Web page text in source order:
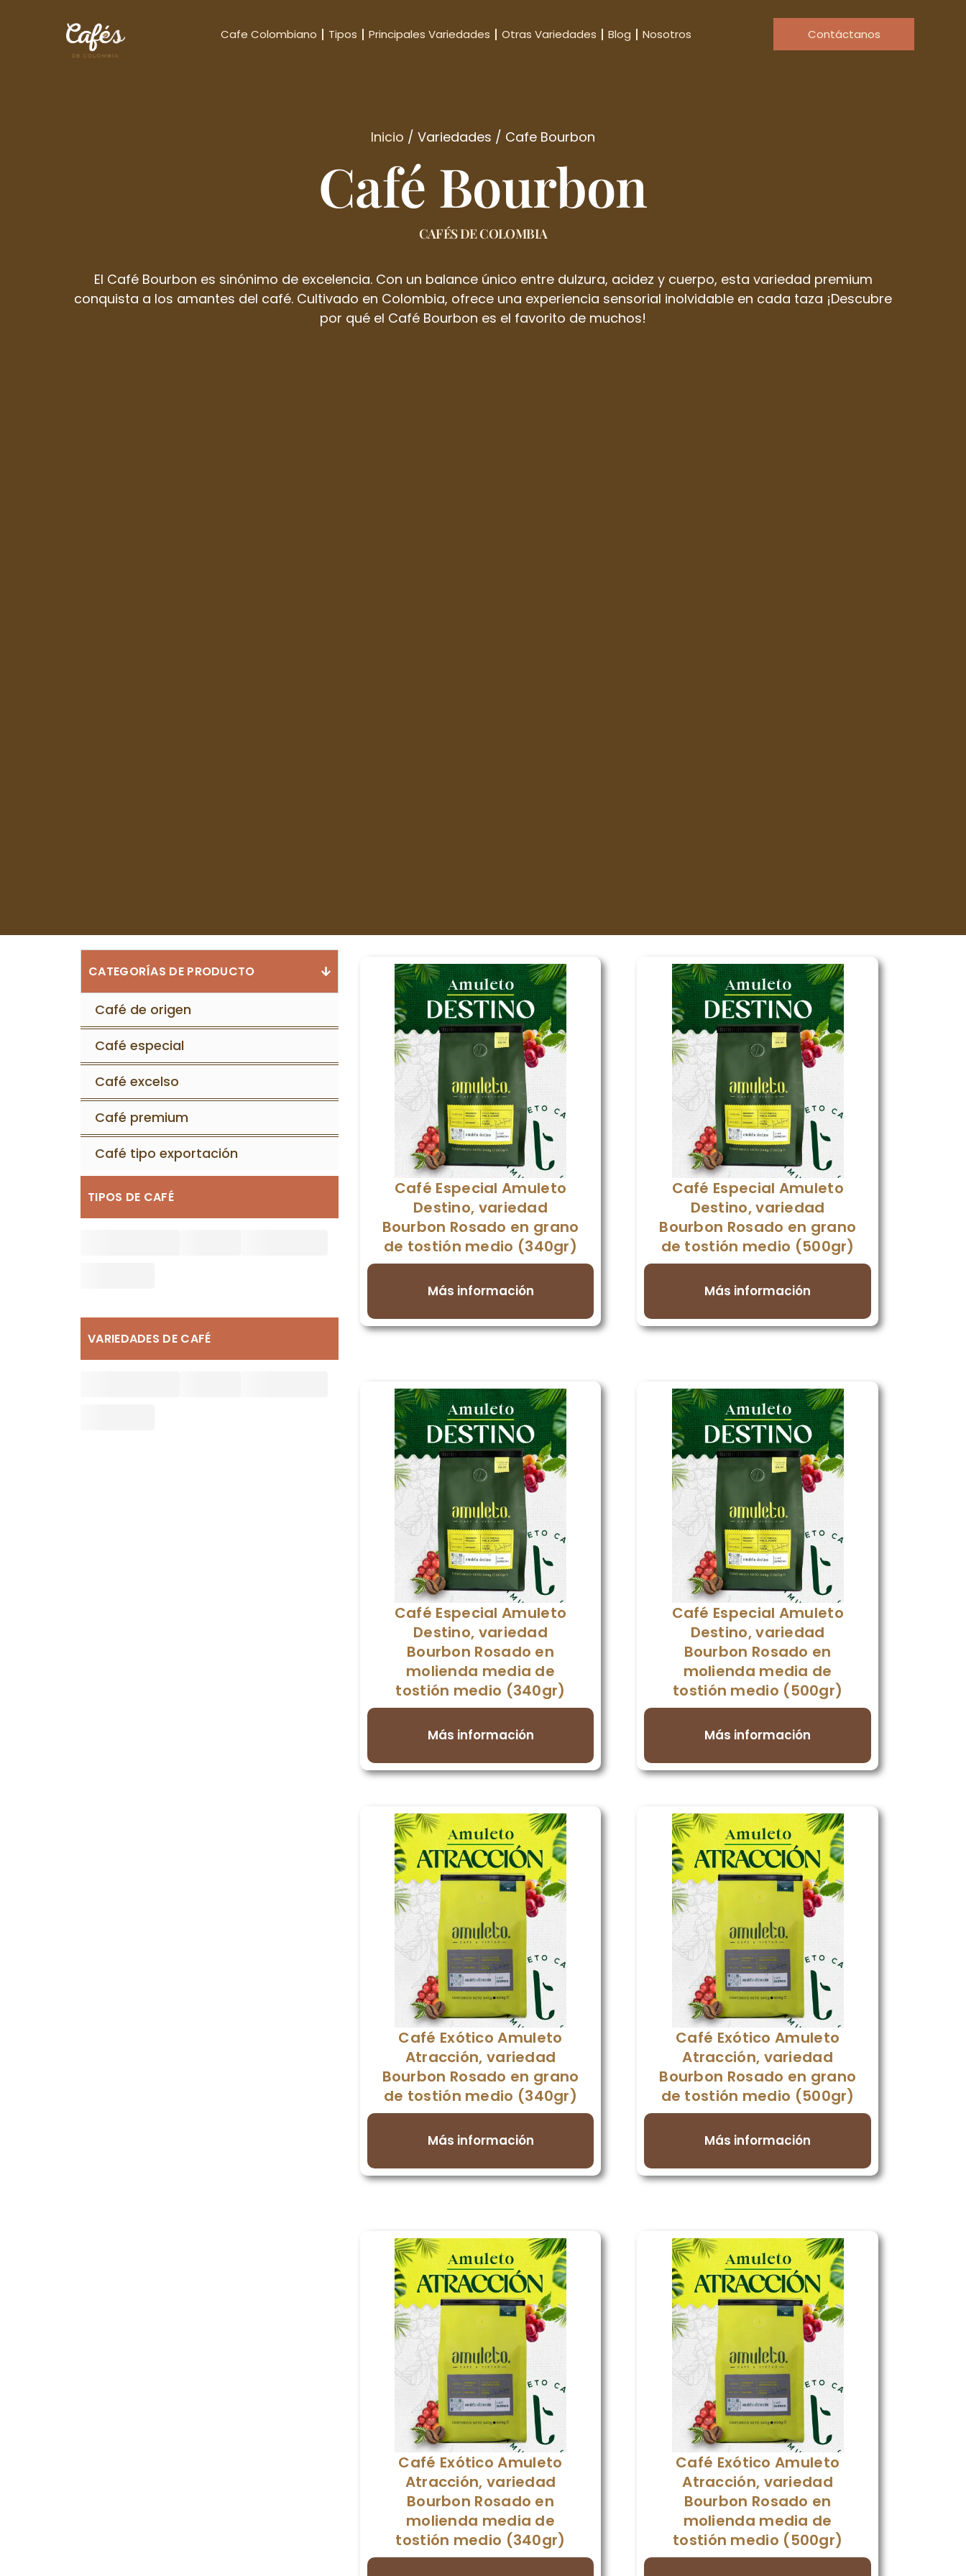
Cafe Colombiano Tipos Principales Variedades Otras Variedades Blog Nosotros Contáctanos
Inicio / Variedades / Cafe Bourbon
Café Bourbon
CAFÉS DE COLOMBIA
El Café Bourbon es sinónimo de excelencia. Con un balance único entre dulzura, acidez y cuerpo, esta variedad premium
conquista a los amantes del café. Cultivado en Colombia, ofrece una experiencia sensorial inolvidable en cada taza ¡Descubre
por qué el Café Bourbon es el favorito de muchos!
CATEGORÍAS DE PRODUCTO
Café de origen
Café especial
Café excelso
Café premium
Café tipo exportación
TIPOS DE CAFÉ
VARIEDADES DE CAFÉ
Café Especial Amuleto
Destino, variedad
Bourbon Rosado en grano
de tostión medio (340gr)
Más información
Café Especial Amuleto
Destino, variedad
Bourbon Rosado en grano
de tostión medio (500gr)
Más información
Café Especial Amuleto
Destino, variedad
Bourbon Rosado en
molienda media de
tostión medio (340gr)
Más información
Café Especial Amuleto
Destino, variedad
Bourbon Rosado en
molienda media de
tostión medio (500gr)
Más información
Café Exótico Amuleto
Atracción, variedad
Bourbon Rosado en grano
de tostión medio (340gr)
Más información
Café Exótico Amuleto
Atracción, variedad
Bourbon Rosado en grano
de tostión medio (500gr)
Más información
Café Exótico Amuleto
Atracción, variedad
Bourbon Rosado en
molienda media de
tostión medio (340gr)
Café Exótico Amuleto
Atracción, variedad
Bourbon Rosado en
molienda media de
tostión medio (500gr)